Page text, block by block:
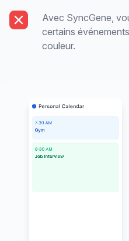
Avec SyncGene,
certains
couleur.